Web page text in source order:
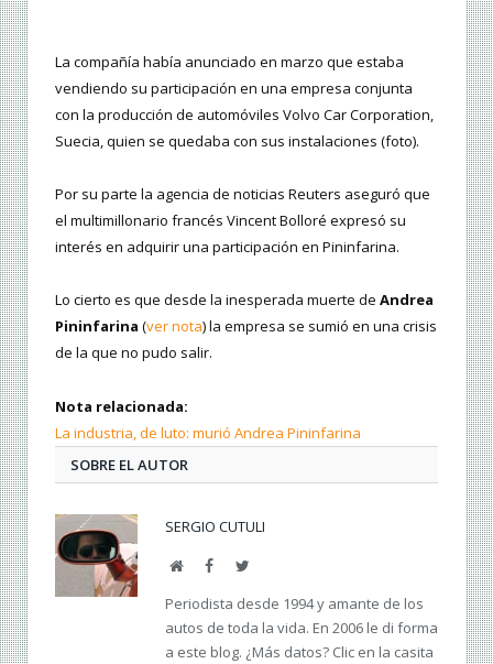
La compañía había anunciado en marzo que estaba
vendiendo su participación en una empresa conjunta
con la producción de automóviles Volvo Car Corporation,
Suecia, quien se quedaba con sus instalaciones (foto).
Por su parte la agencia de noticias Reuters aseguró que
el multimillonario francés Vincent Bolloré expresó su
interés en adquirir una participación en Pininfarina.
Lo cierto es que desde la inesperada muerte de Andrea
Pininfarina (ver nota) la empresa se sumió en una crisis
de la que no pudo salir.
Nota relacionada:
La industria, de luto: murió Andrea Pininfarina
SOBRE EL AUTOR
SERGIO CUTULI
WebFacebookTwitter
Periodista desde 1994 y amante de los
autos de toda la vida. En 2006 le di forma
a este blog. ¿Más datos? Clic en la casita